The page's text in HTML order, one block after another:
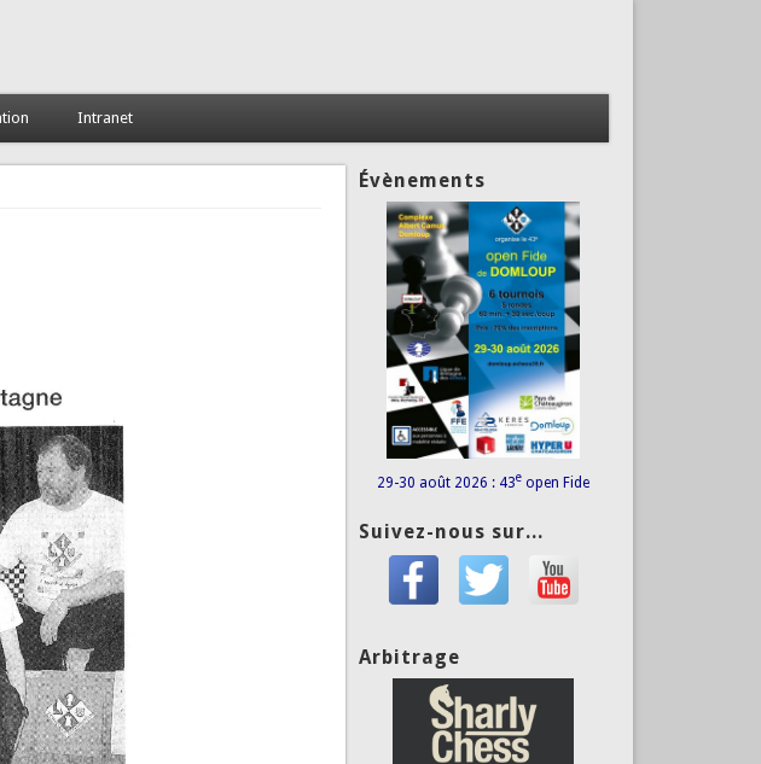
Intranet
Évènements
29-30 août 2026 : 43e open Fide
Suivez-nous sur...
Arbitrage